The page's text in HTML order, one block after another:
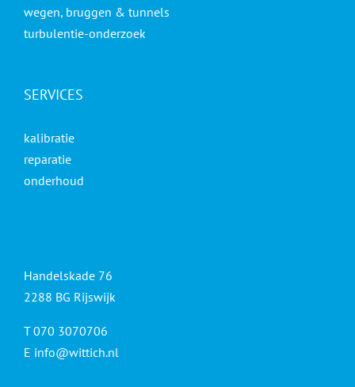
wegen, bruggen & tunnels
turbulentie-onderzoek
SERVICES
kalibratie
reparatie
onderhoud
Handelskade 76
2288 BG Rijswijk
T 070 3070706
E info@wittich.nl